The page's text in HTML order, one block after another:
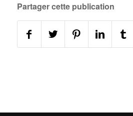
Partager cette publication